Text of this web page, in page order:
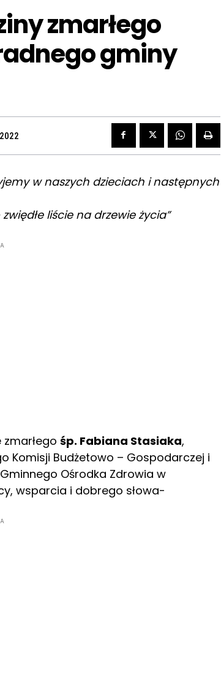
zmarłego
gminy
w naszych dzieciach i następnych
liście na drzewie życia”
śp. Fabiana Stasiaka,
Komisji Budżetowo – Gospodarczej i
Ośrodka Zdrowia w
wsparcia i dobrego słowa-